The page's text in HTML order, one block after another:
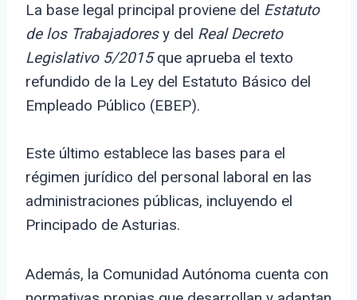
La base legal principal proviene del Estatuto
de los Trabajadoresy del Real Decreto
Legislativo 5/2015que aprueba el texto
refundido de la Ley del Estatuto Básico del
Empleado Público (EBEP).
Este último establece las bases para el
régimen jurídico del personal laboral en las
administraciones públicas, incluyendo el
Principado de Asturias.
Además, la Comunidad Autónoma cuenta con